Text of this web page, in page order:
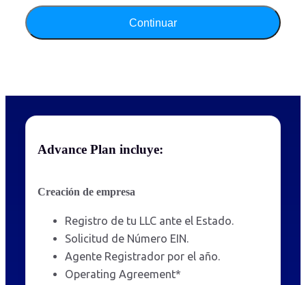
Continuar
Advance Plan incluye:
Creación de empresa
Registro de tu LLC ante el Estado.
Solicitud de Número EIN.
Agente Registrador por el año.
Operating Agreement*